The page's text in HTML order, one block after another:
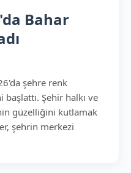
Bahar
şehre renk
Şehir halkı ve
güzelliğini kutlamak
şehrin merkezi